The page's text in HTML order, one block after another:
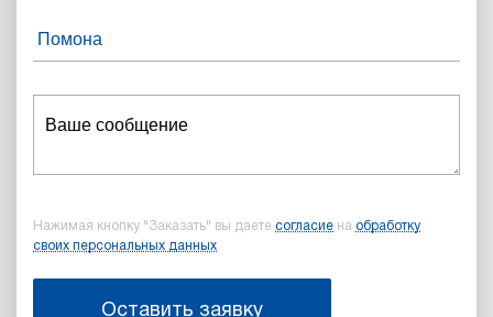
Нажимая кнопку "Заказать" вы даете согласие на обработку
своих персональных данных
Оставить заявку